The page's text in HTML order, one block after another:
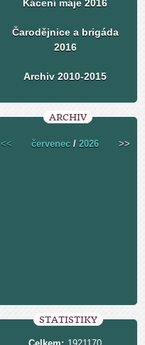
Kácení máje 2016
Čarodějnice a brigáda
2016
Archiv 2010-2015
ARCHIV
<< červenec /2026 >>
STATISTIKY